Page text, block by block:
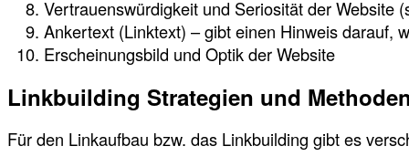
Vertrauenswürdigkeit und Seriosität der Website
Ankertext (Linktext) – gibt einen Hinweis darauf,
Erscheinungsbild und Optik der Website
Linkbuilding Strategien und
Für den Linkaufbau bzw. das Linkbuilding gibt es